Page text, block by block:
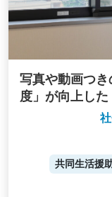
写真や動画つ
度」が向上した
共同生活援